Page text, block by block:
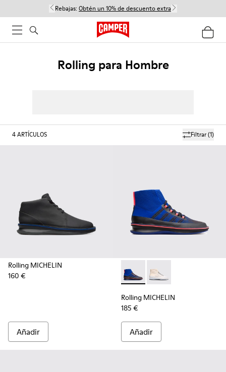
Rebajas: Obtén un 10% de descuento extra
Rolling para Hombre
Filtrar(1)
4ARTÍCULOS
Rolling MICHELIN
160 €
Añadir
Rolling MICHELIN -
Rolling MICHELIN -
Rolling MICHELIN
185 €
Añadir